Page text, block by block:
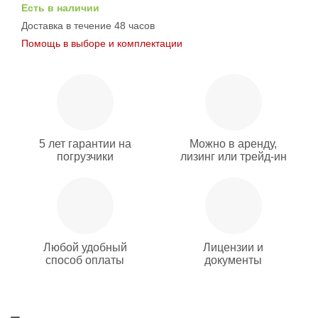
Есть в наличии
Доставка в течение 48 часов
Помощь в выборе и комплектации
5 лет гарантии на
погрузчики
Можно в аренду,
лизинг или трейд-ин
Любой удобный
способ оплаты
Лицензии и
документы